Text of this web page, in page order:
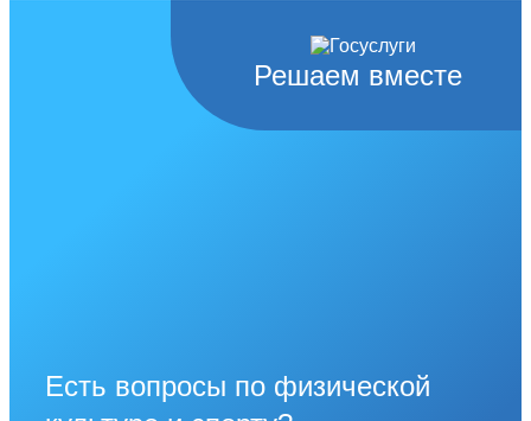
Решаем вместе
Есть вопросы по физической